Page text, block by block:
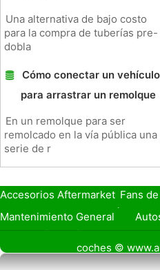
Una alternativa de bajo costo
para la compra de tuberías pre-
dobla
Cómo conectar un vehículo
para arrastrar un remolque
En un remolque para ser
remolcado en la vía pública una
serie de r
Accesorios Aftermarket Fans
Seguro de Coche
Préstamos
Mantenimiento General
Seguridad Vial
Vender Mi Cochecoches ©